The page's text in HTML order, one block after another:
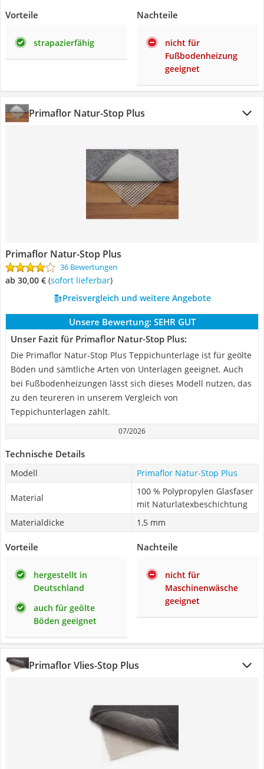
Vorteile
strapazierfähig
Nachteile
nicht für
Fußbodenheizung
geeignet
Primaflor Natur-Stop Plus
Primaflor Natur-Stop Plus
36 Bewertungen
ab 30,00 € ( Sofort lieferbar)
Preisvergleich und weitere Angebote
Unsere Bewertung: SEHR GUT
Unser Fazit für Primaflor Natur-Stop Plus:
Die Primaflor Natur-Stop Plus Teppichunterlage ist für geölte
Böden und sämtliche Arten von Unterlagen geeignet. Auch
bei Fußbodenheizungen lässt sich dieses Modell nutzen, das
zu den teureren in unserem Vergleich von
Teppichunterlagen zählt.
07/2026
Technische Details
Modell Primaflor Natur-Stop Plus
Material
100 % Polypropylen Glasfaser
mit Naturlatexbeschichtung
Materialdicke
1,5 mm
Vorteile
hergestellt in
Deutschland
auch für geölte
Böden geeignet
Nachteile
nicht für
Maschinenwäsche
geeignet
Primaflor Vlies-Stop Plus